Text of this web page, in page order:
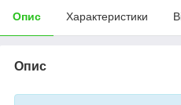
Опис Характеристики
Опис